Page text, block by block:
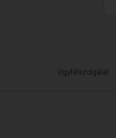
Ügyfélszolgálat